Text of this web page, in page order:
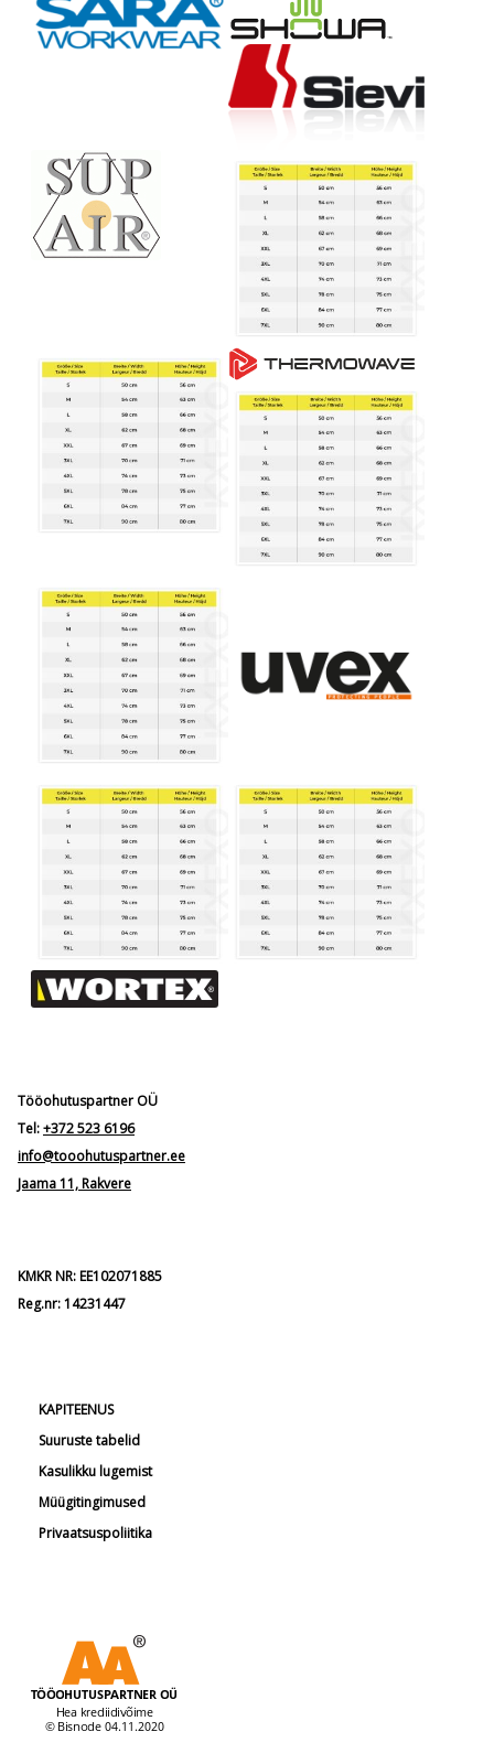
Tööohutuspartner OÜ
Tel:+372 523 6196
info@tooohutuspartner.ee
Jaama 11, Rakvere
KMKR NR: EE102071885
Reg.nr: 14231447
KAPITEENUS
Suuruste tabelid
Kasulikku lugemist
Müügitingimused
Privaatsuspoliitika